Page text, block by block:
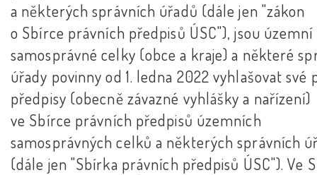
a některých správních úřadů (dále jen "zákon
o Sbírce právních předpisů ÚSC"), jsou územní
samosprávné celky (obce a kraje) a některé
úřady povinny od 1. ledna 2022 vyhlašovat své
předpisy (obecně závazné vyhlášky a nařízení)
ve Sbírce právních předpisů územních
samosprávných celků a některých správních
(dále jen "Sbírka právních předpisů ÚSC"). Ve